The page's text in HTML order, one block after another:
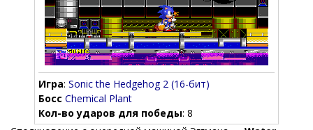
Игра: Sonic the Hedgehog 2 (16-бит)
Босс Chemical Plant
Кол-во ударов для победы: 8